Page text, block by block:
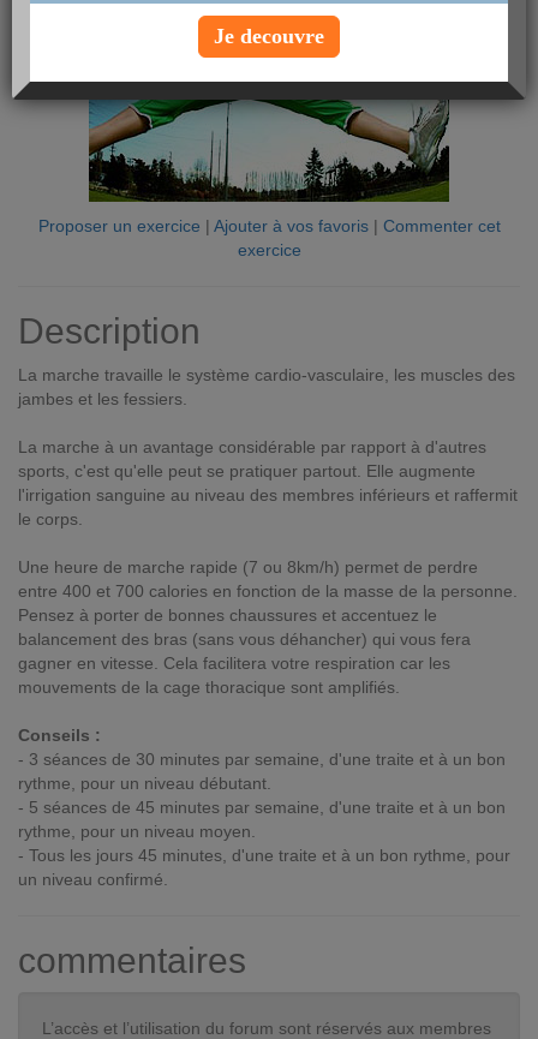
Proposer un exercice | Ajouter à vos favoris| Commenter cet
exercice
Description
La marche travaille le système cardio-vasculaire, les muscles des
jambes et les fessiers.
La marche à un avantage considérable par rapport à d'autres
sports, c'est qu'elle peut se pratiquer partout. Elle augmente
l'irrigation sanguine au niveau des membres inférieurs et raffermit
le corps.
Une heure de marche rapide (7 ou 8km/h) permet de perdre
entre 400 et 700 calories en fonction de la masse de la personne.
Pensez à porter de bonnes chaussures et accentuez le
balancement des bras (sans vous déhancher) qui vous fera
gagner en vitesse. Cela facilitera votre respiration car les
mouvements de la cage thoracique sont amplifiés.
Conseils :
- 3 séances de 30 minutes par semaine, d'une traite et à un bon
rythme, pour un niveau débutant.
- 5 séances de 45 minutes par semaine, d'une traite et à un bon
rythme, pour un niveau moyen.
- Tous les jours 45 minutes, d'une traite et à un bon rythme, pour
un niveau confirmé.
commentaires
L’accès et l’utilisation du forum sont réservés aux membres
Je decouvre